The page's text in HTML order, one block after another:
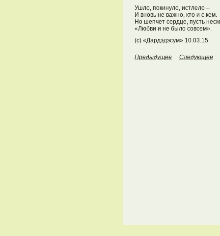
Ушло, покинуло, истлело –
И вновь не важно, кто и с кем.
Но шепчет сердце, пусть
«Любви и не было совсем».
(с) «Дардэдэсум» 10.03.15
Предыдущее Следующее